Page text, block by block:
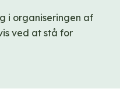
i organiseringen af
ved at stå for